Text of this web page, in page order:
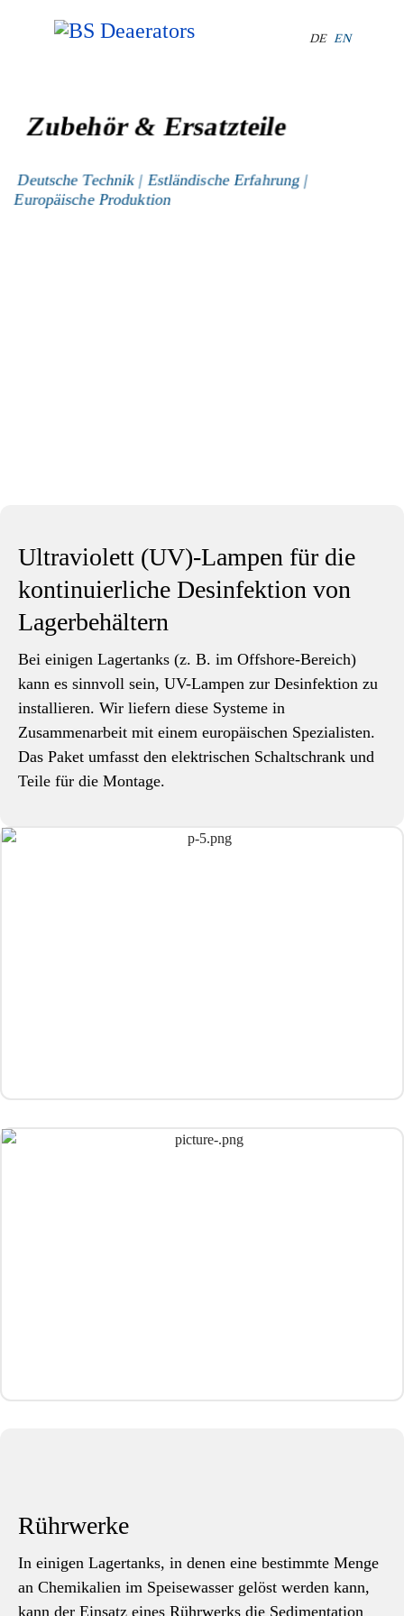
Select your
DE EN
Zubehör & Ersatzteile
Deutsche Technik | Estländische Erfahrung |
Europäische Produktion
Ultraviolett (UV)-Lampen für die
kontinuierliche Desinfektion von
Lagerbehältern
Bei einigen Lagertanks (z. B. im Offshore-Bereich)
kann es sinnvoll sein, UV-Lampen zur Desinfektion zu
installieren. Wir liefern diese Systeme in
Zusammenarbeit mit einem europäischen Spezialisten.
Das Paket umfasst den elektrischen Schaltschrank und
Teile für die Montage.
Rührwerke
In einigen Lagertanks, in denen eine bestimmte Menge
an Chemikalien im Speisewasser gelöst werden kann,
kann der Einsatz eines Rührwerks die Sedimentation